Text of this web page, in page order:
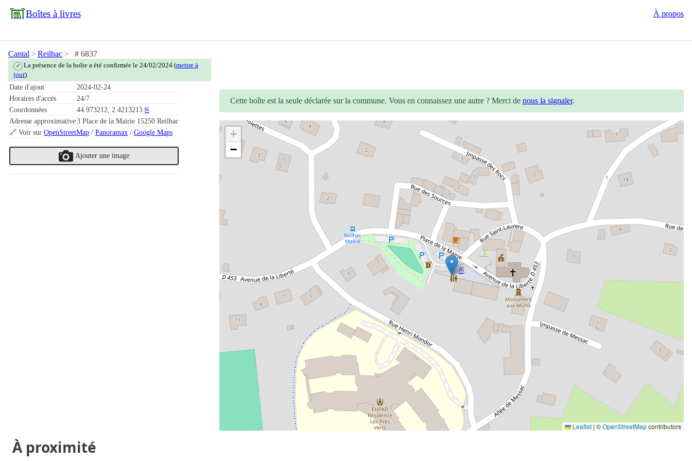
Boîtes à livres À propos
Cantal Reilhac # 6837
✓ La présence de la boîte a été confirmée le 24/02/2024 (mettre à
jour).
Date d'ajout
2024-02-24
Horaires d'accès
24/7
Coordonnées
44.973212, 2.4213213 ⎘
Adresse approximative3 Place de la Mairie 15250 Reilhac
🔗 Voir sur OpenStreetMap / Panoramax / Google Maps
Ajouter une image
Cette boîte est la seule déclarée sur la commune. Vous en connaissez une autre ? Merci de nous la signaler.
+
−
Leaflet | ©OpenStreetMapcontributors
À proximité